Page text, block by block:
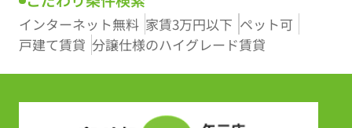
インターネット無料 家賃3万円以下 ペット可
戸建て賃貸 分譲仕様のハイグレード賃貸